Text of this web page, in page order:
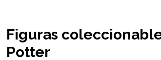
Figuras
Potter